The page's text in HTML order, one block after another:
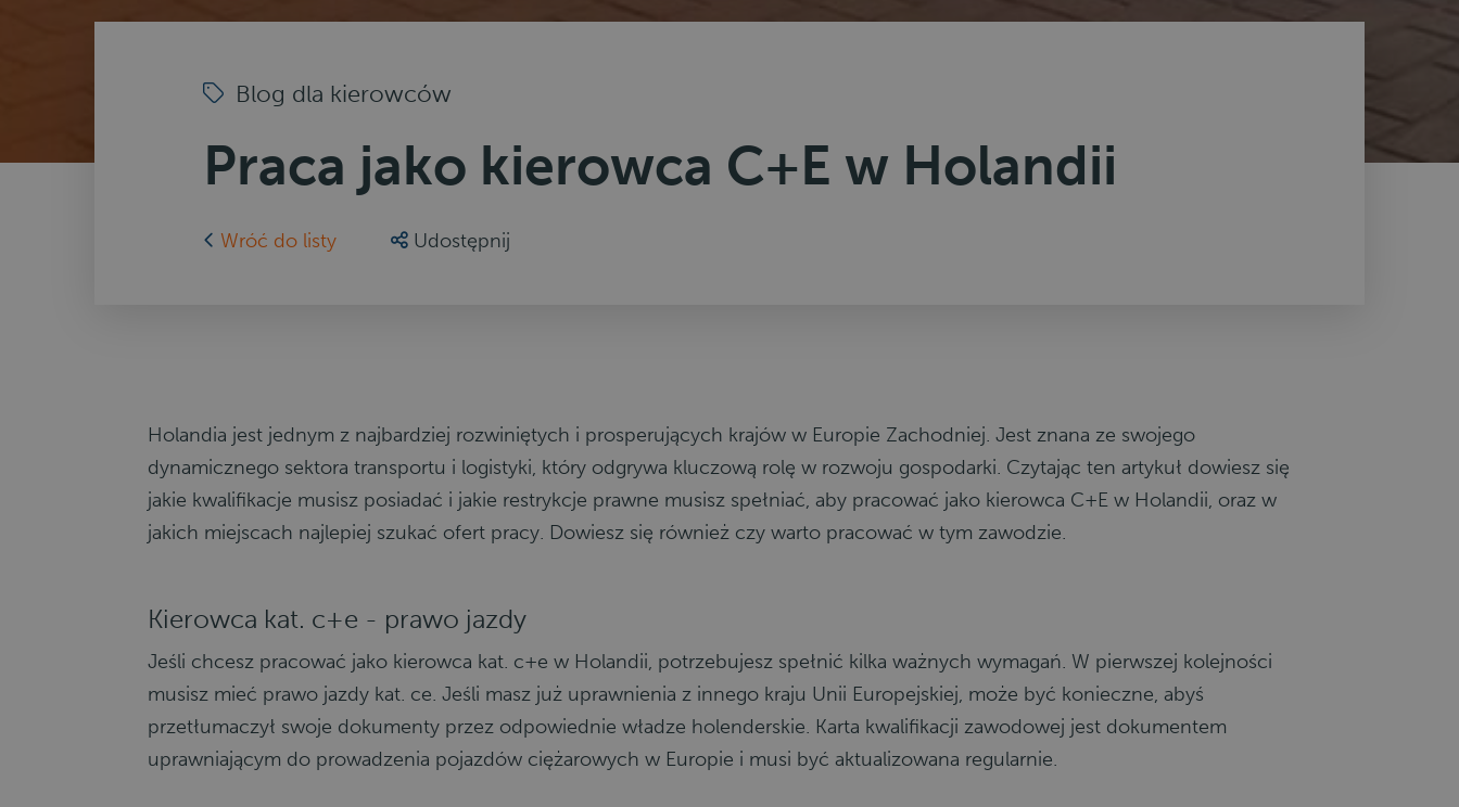
Blog dla kierowców
Praca jako kierowca C+E w Holandii
Wróć do listy Udostępnij
Holandia jest jednym z najbardziej rozwiniętych i prosperujących krajów w Europie Zachodniej. Jest znana ze swojego
dynamicznego sektora transportu i logistyki, który odgrywa kluczową rolę w rozwoju gospodarki. Czytając ten artykuł dowiesz się
jakie kwalifikacje musisz posiadać i jakie restrykcje prawne musisz spełniać, aby pracować jako kierowca C+E w Holandii, oraz w
jakich miejscach najlepiej szukać ofert pracy. Dowiesz się również czy warto pracować w tym zawodzie.
Kierowca kat. c+e - prawo jazdy
Jeśli chcesz pracować jako kierowca kat. c+e w Holandii, potrzebujesz spełnić kilka ważnych wymagań. W pierwszej kolejności
musisz mieć prawo jazdy kat. ce. Jeśli masz już uprawnienia z innego kraju Unii Europejskiej, może być konieczne, abyś
przetłumaczył swoje dokumenty przez odpowiednie władze holenderskie. Karta kwalifikacji zawodowej jest dokumentem
uprawniającym do prowadzenia pojazdów ciężarowych w Europie i musi być aktualizowana regularnie.